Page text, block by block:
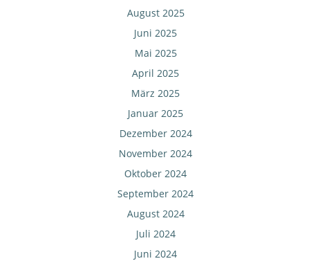
August 2025
Juni 2025
Mai 2025
April 2025
März 2025
Januar 2025
Dezember 2024
November 2024
Oktober 2024
September 2024
August 2024
Juli 2024
Juni 2024